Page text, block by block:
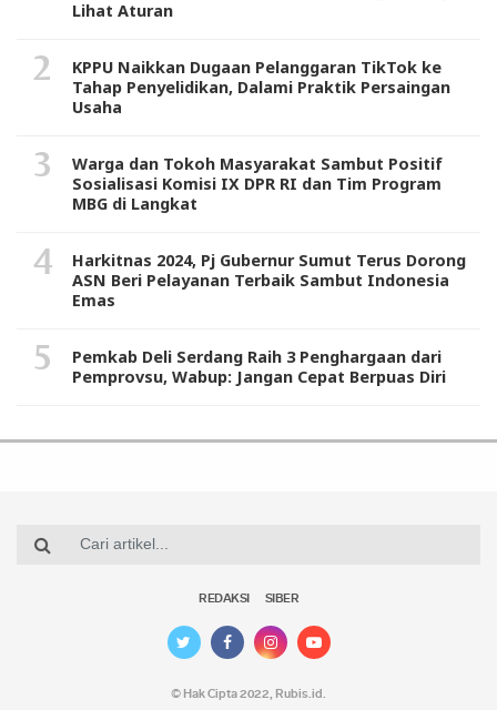
Lihat Aturan
KPPU Naikkan Dugaan Pelanggaran TikTok ke
Tahap Penyelidikan, Dalami Praktik Persaingan
Usaha
Warga dan Tokoh Masyarakat Sambut Positif
Sosialisasi Komisi IX DPR RI dan Tim Program
MBG di Langkat
Harkitnas 2024, Pj Gubernur Sumut Terus Dorong
ASN Beri Pelayanan Terbaik Sambut Indonesia
Emas
Pemkab Deli Serdang Raih 3 Penghargaan dari
Pemprovsu, Wabup: Jangan Cepat Berpuas Diri
REDAKSI SIBER
© Hak Cipta 2022, Rubis.id.